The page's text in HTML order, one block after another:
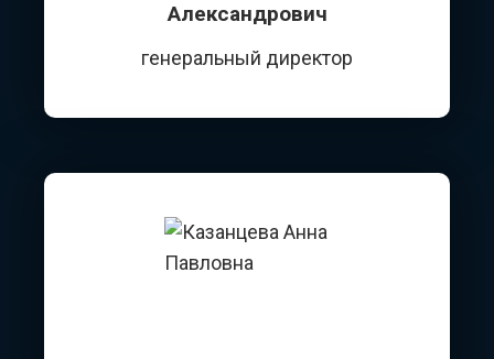
Александрович
генеральный директор